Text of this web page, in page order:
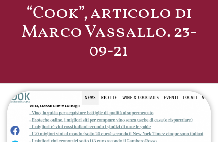
ISLAND
“Cook”, articolo di
Marco Vassallo. 23-
09-21